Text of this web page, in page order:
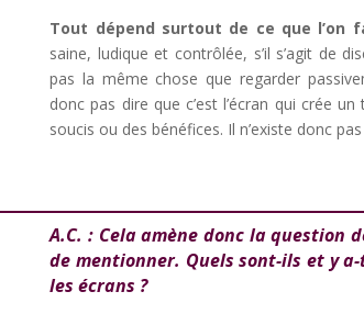
Tout dépend surtout de ce que l’on
saine, ludique et contrôlée, s’il s’agit de
pas la même chose que regarder
donc pas dire que c’est l’écran qui crée
soucis ou des bénéfices. Il n’existe donc
A.C. : Cela amène donc la question
de mentionner. Quels sont-ils et y
les écrans ?